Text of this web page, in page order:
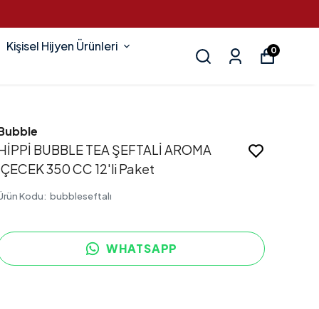
Kişisel Hijyen Ürünleri 0
BUBBLE TEA ŞEFTALİ AROMA
350 CC 12'li Paket
Kodu: bubbleseftalı
WHATSAPP